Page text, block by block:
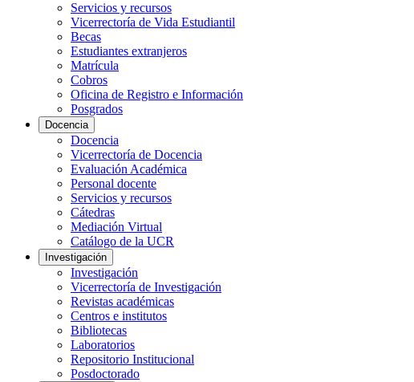
Servicios y recursos
Vicerrectoría de Vida Estudiantil
Becas
Estudiantes extranjeros
Matrícula
Cobros
Oficina de Registro e Información
Posgrados
Docencia
Docencia
Vicerrectoría de Docencia
Evaluación Académica
Personal docente
Servicios y recursos
Cátedras
Mediación Virtual
Catálogo de la UCR
Investigación
Investigación
Vicerrectoría de Investigación
Revistas académicas
Centros e institutos
Bibliotecas
Laboratorios
Repositorio Institucional
Posdoctorado